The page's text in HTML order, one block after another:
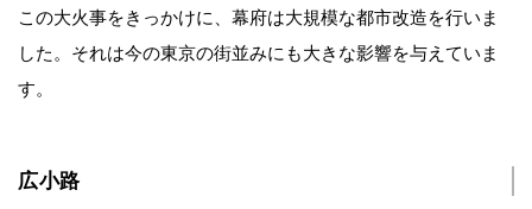
この大火事をきっかけに、幕府は大規模な都市改造を行いま
した。それは今の東京の街並みにも大きな影響を与えていま
す。
広小路